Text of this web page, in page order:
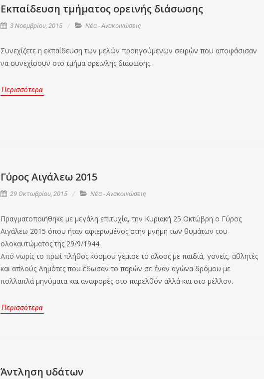
Εκπαίδευση τμήματος ορεινής διάσωσης
3 Νοεμβρίου, 2015 Νέα - Ανακοινώσεις
Συνεχίζετε η εκπαίδευση των μελών προηγούμενων σειρών που αποφάσισαν
να συνεχίσουν στο τμήμα ορεινλης διάσωσης.
Περισσότερα
Γύρος Αιγάλεω 2015
29 Οκτωβρίου, 2015 Νέα - Ανακοινώσεις
Πραγματοποιήθηκε με μεγάλη επιτυχία, την Κυριακή 25 Οκτώβρη ο Γύρος
Αιγάλεω 2015 όπου ήταν αφιερωμένος στην μνήμη των θυμάτων του
ολοκαυτώματος της 29/9/1944.
Από νωρίς το πρωί πλήθος κόσμου γέμισε το άλσος με παιδιά, γονείς, αθλητές
και απλούς Δημότες που έδωσαν το παρών σε έναν αγώνα δρόμου με
πολλαπλά μηνύματα και αναφορές στο παρελθόν αλλά και στο μέλλον.
Περισσότερα
Άντληση υδάτων